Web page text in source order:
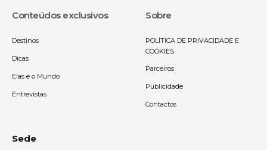
Conteúdos exclusivos
Destinos
Dicas
Elas e o Mundo
Entrevistas
Sobre
POLÍTICA DE PRIVACIDADE E
COOKIES
Parceiros
Publicidade
Contactos
Sede